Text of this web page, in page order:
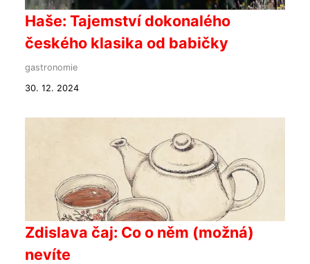
Haše: Tajemství dokonalého
českého klasika od babičky
gastronomie
30. 12. 2024
Zdislava čaj: Co o něm (možná)
nevíte